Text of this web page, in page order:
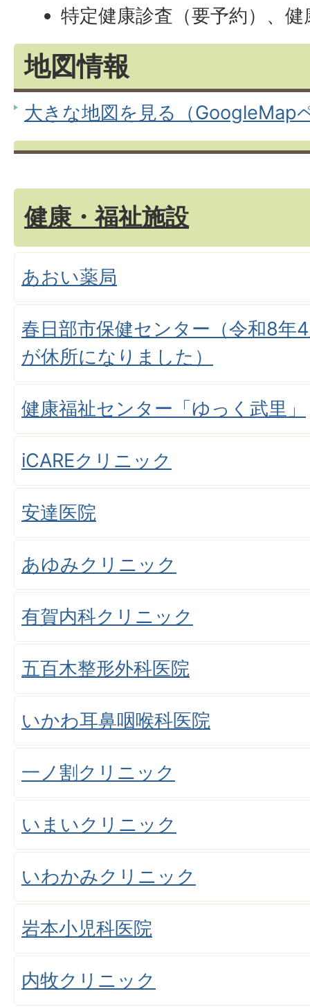
特定健康診査（要予約）、
地図情報
大きな地図を見る（GoogleMap
健康・福祉施設
あおい薬局
春日部市保健センター（令和8年
が休所になりました）
健康福祉センター「ゆっく武里」
iCAREクリニック
安達医院
あゆみクリニック
有賀内科クリニック
五百木整形外科医院
いかわ耳鼻咽喉科医院
一ノ割クリニック
いまいクリニック
いわかみクリニック
岩本小児科医院
内牧クリニック